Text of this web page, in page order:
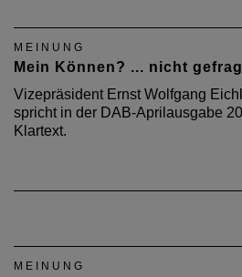
MEINUNG
Mein Können? ... nicht
Vizepräsident Ernst Wolfgang
spricht in der DAB-Aprilausgabe
Klartext.
MEINUNG